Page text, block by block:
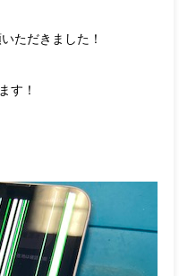
ただきました！
す！